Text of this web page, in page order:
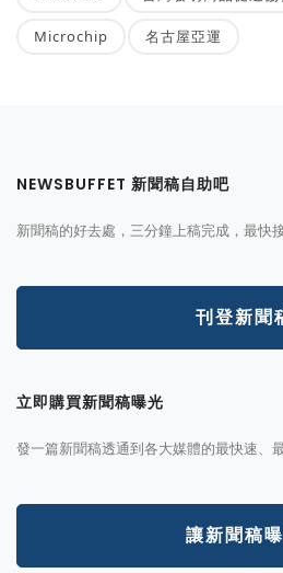
Microchip 名古屋亞運
NEWSBUFFET 新聞稿自助吧
新聞稿的好去處，三分鐘上稿完成，最快
刊登新聞
立即購買新聞稿曝光
發一篇新聞稿透通到各大媒體的最快速、
讓新聞稿